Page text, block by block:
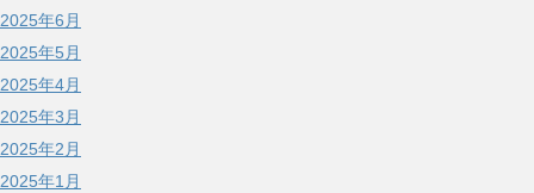
2025年6月
2025年5月
2025年4月
2025年3月
2025年2月
2025年1月